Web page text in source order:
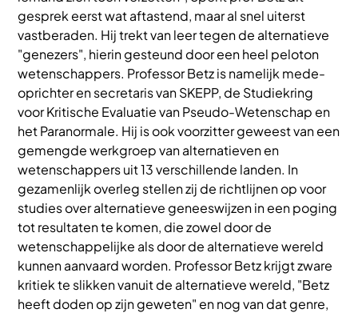
gesprek eerst wat aftastend, maar al snel uiterst
vastberaden. Hij trekt van leer tegen de alternatieve
"genezers", hierin gesteund door een heel peloton
wetenschappers. Professor Betz is namelijk mede-
oprichter en secretaris van SKEPP, de Studiekring
voor Kritische Evaluatie van Pseudo-Wetenschap en
het Paranormale. Hij is ook voorzitter geweest van een
gemengde werkgroep van alternatieven en
wetenschappers uit 13 verschillende landen. In
gezamenlijk overleg stellen zij de richtlijnen op voor
studies over alternatieve geneeswijzen in een poging
tot resultaten te komen, die zowel door de
wetenschappelijke als door de alternatieve wereld
kunnen aanvaard worden. Professor Betz krijgt zware
kritiek te slikken vanuit de alternatieve wereld, "Betz
heeft doden op zijn geweten" en nog van dat genre,